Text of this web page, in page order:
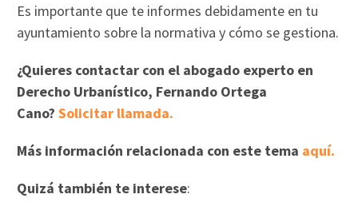
Es importante que te informes debidamente en tu
ayuntamiento sobre la normativa y cómo se gestiona.
¿Quieres contactar con el abogado experto en
Derecho Urbanístico, Fernando Ortega
Cano?Solicitar llamada.
Más información relacionada con este tema aquí.
Quizá también te interese: